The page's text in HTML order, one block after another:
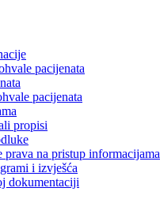
pacijenata
pacijenata
propisi
prava na pristup informacijama
i izvješća
dokumentaciji